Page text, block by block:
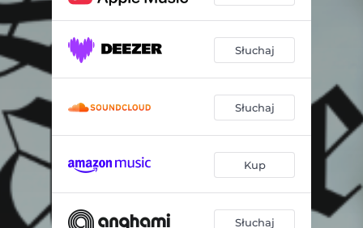
Słuchaj
Słuchaj
Kup
Słuchaj